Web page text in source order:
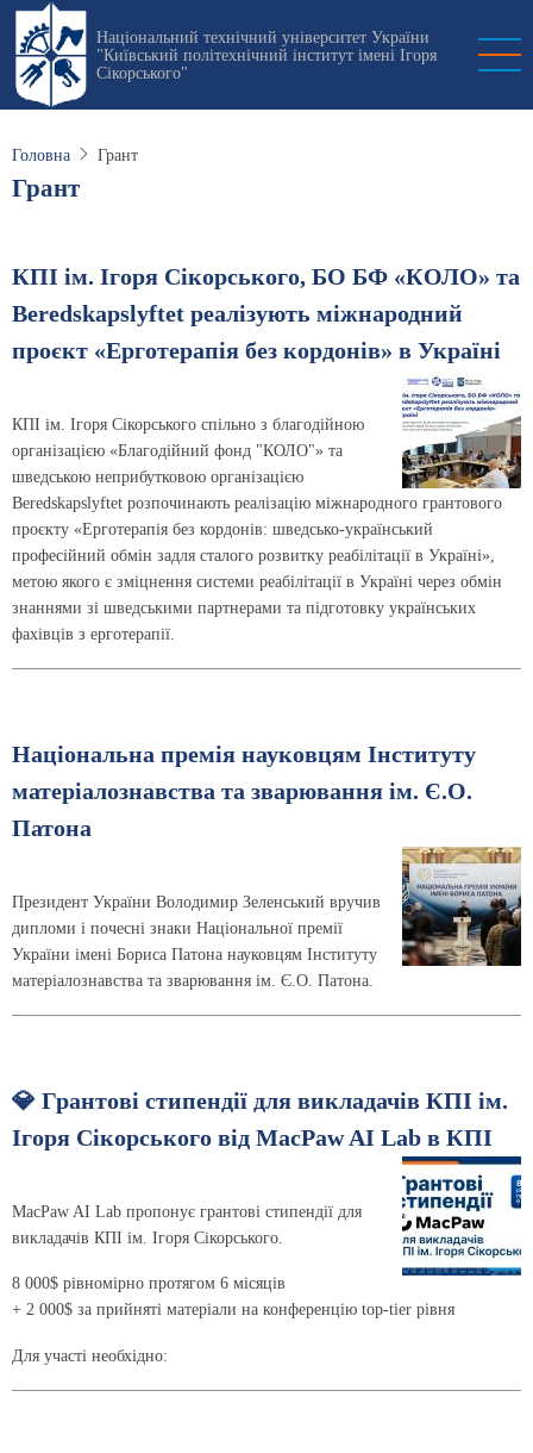
Перейти
основного
вмісту
Національний технічний університет України
"Київський політехнічний інститут імені Ігоря
Сікорського"
Головна Грант
Грант
КПІ ім. Ігоря Сікорського, БО БФ «КОЛО» та
Beredskapslyftet реалізують міжнародний
проєкт «Ерготерапія без кордонів» в Україні
КПІ ім. Ігоря Сікорського спільно з благодійною
організацією «Благодійний фонд "КОЛО"» та
шведською неприбутковою організацією
Beredskapslyftet розпочинають реалізацію міжнародного грантового
проєкту «Ерготерапія без кордонів: шведсько-український
професійний обмін задля сталого розвитку реабілітації в Україні»,
метою якого є зміцнення системи реабілітації в Україні через обмін
знаннями зі шведськими партнерами та підготовку українських
фахівців з ерготерапії.
Національна премія науковцям Інституту
матеріалознавства та зварювання ім. Є.О.
Патона
Президент України Володимир Зеленський вручив
дипломи і почесні знаки Національної премії
України імені Бориса Патона науковцям Інституту
матеріалознавства та зварювання ім. Є.О. Патона.
💎 Грантові стипендії для викладачів КПІ ім.
Ігоря Сікорського від MacPaw AI Lab в КПІ
MacPaw AI Lab пропонує грантові стипендії для
викладачів КПІ ім. Ігоря Сікорського.
8 000$ рівномірно протягом 6 місяців
+ 2 000$ за прийняті матеріали на конференцію top-tier рівня
Для участі необхідно: